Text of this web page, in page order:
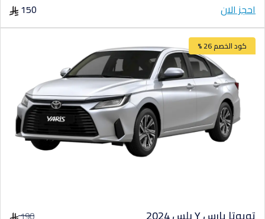
150 احجز الان
كود الخصم 26 %